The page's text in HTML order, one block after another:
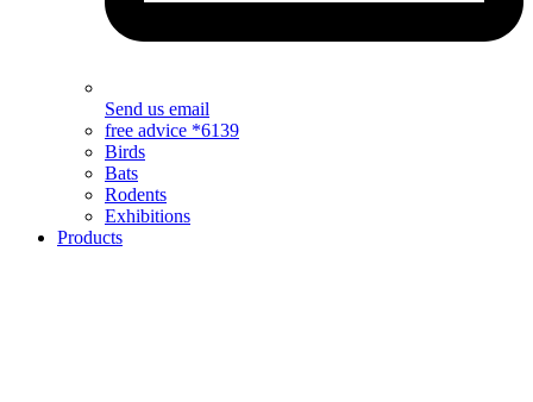
Send us email
free advice *6139
Birds
Bats
Rodents
Exhibitions
Products